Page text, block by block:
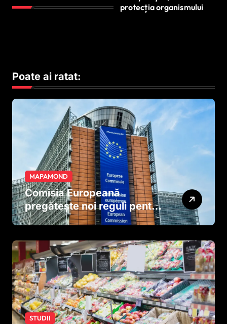
protecția organismului
Poate ai ratat:
MAPAMOND
Comisia Europeană
pregătește noi reguli pentru
tutun și țigările electronice
STUDII